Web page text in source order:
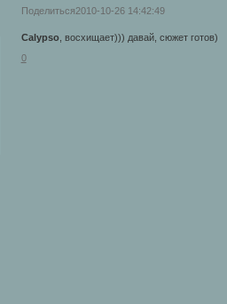
Поделиться2010-10-26 14:42:49
Calypso, восхищает))) давай, сюжет готов)
0